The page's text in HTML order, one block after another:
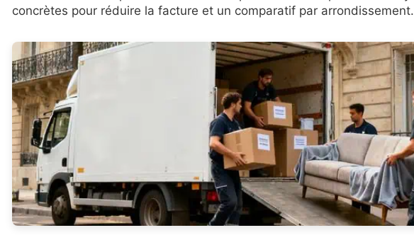
concrètes pour réduire la facture et un comparatif par arrondissement.